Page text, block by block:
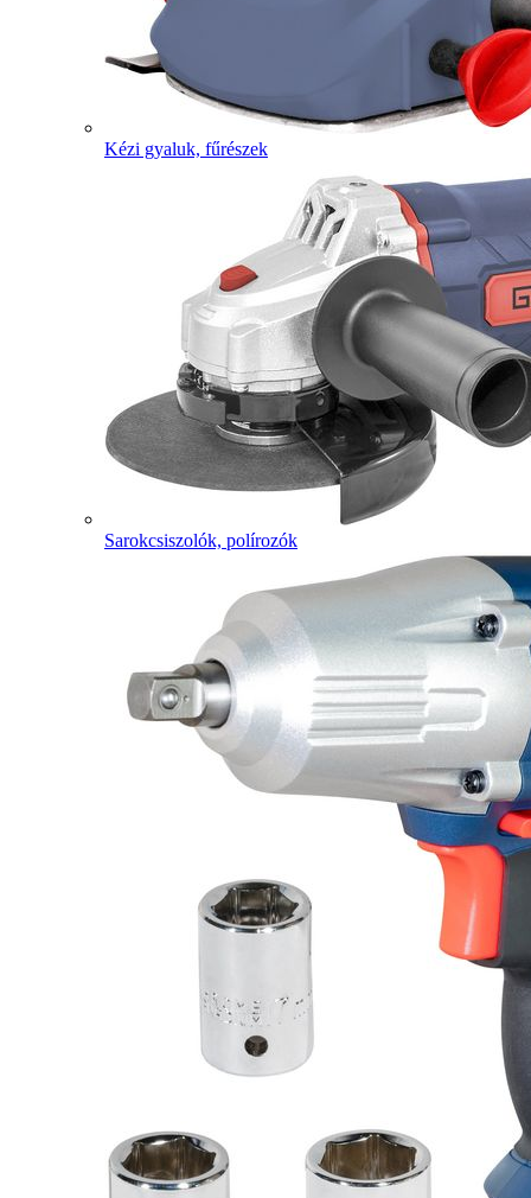
Kézi gyaluk, fűrészek
Sarokcsiszolók, polírozók